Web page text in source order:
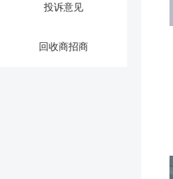
投诉意见
回收商招商